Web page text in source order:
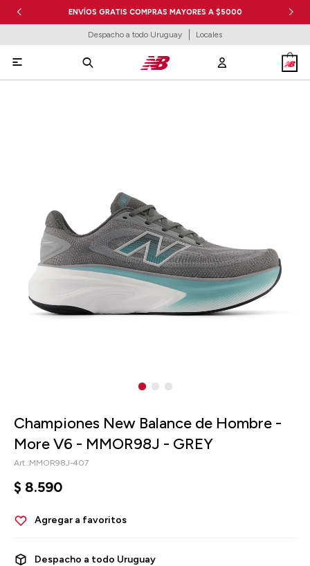
ENVÍOS GRATIS COMPRAS MAYORES A $5000
Despacho a todo Uruguay Locales

Championes New Balance de Hombre -
More V6 - MMOR98J - GREY
MMOR98J-407
$ 8.590
Despacho a todo Uruguay